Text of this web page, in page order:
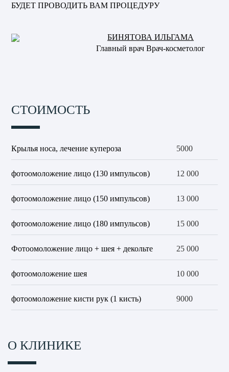
БУДЕТ ПРОВОДИТЬ ВАМ ПРОЦЕДУРУ
БИНЯТОВА ИЛЬГАМА
Главный врач Врач-косметолог
СТОИМОСТЬ
Крылья носа, лечение купероза 5000
фотоомоложение лицо (130 импульсов) 12 000
фотоомоложение лицо (150 импульсов) 13 000
фотоомоложение лицо (180 импульсов) 15 000
Фотоомоложение лицо + шея + декольте 25 000
фотоомоложение шея 10 000
фотоомоложение кисти рук (1 кисть) 9000
О КЛИНИКЕ